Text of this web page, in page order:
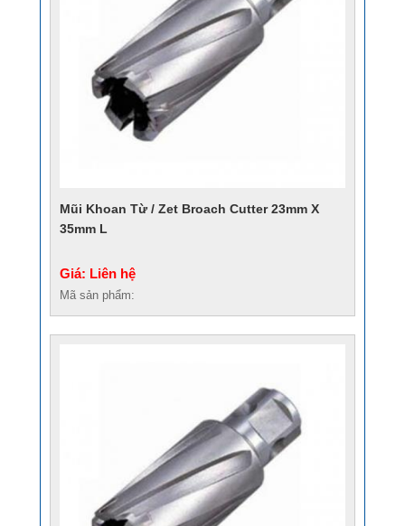
Mũi Khoan Từ / Zet Broach Cutter 23mm X
35mm L
Giá: Liên hệ
Mã sản phẩm: